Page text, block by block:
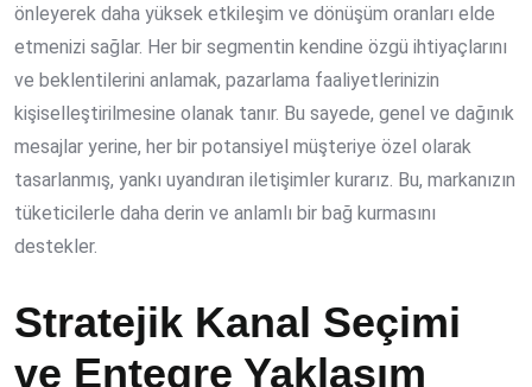
önleyerek daha yüksek etkileşim ve dönüşüm oranları elde
etmenizi sağlar. Her bir segmentin kendine özgü ihtiyaçlarını
ve beklentilerini anlamak, pazarlama faaliyetlerinizin
kişiselleştirilmesine olanak tanır. Bu sayede, genel ve dağınık
mesajlar yerine, her bir potansiyel müşteriye özel olarak
tasarlanmış, yankı uyandıran iletişimler kurarız. Bu, markanızın
tüketicilerle daha derin ve anlamlı bir bağ kurmasını
destekler.
Stratejik Kanal Seçimi
ve Entegre Yaklaşım